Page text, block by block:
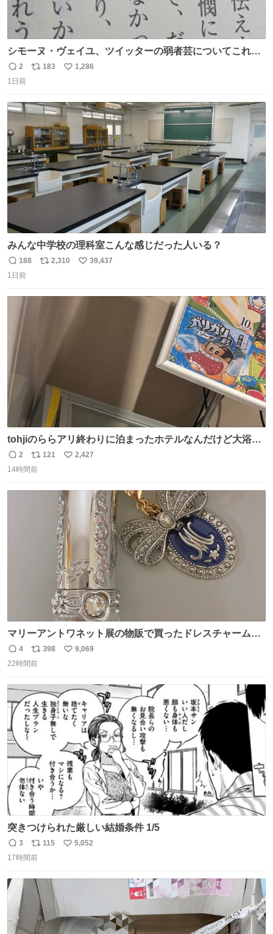
シモーヌ・ヴェイユ、ツイッターの弱者芸についてこれ以
上なく鋭く分析していて本当に凄い。俺辞めちゃうかもイ
ンターネット。これ読み終わったら
返
信
2
リ
ト
数
183
い
数
1,286
1日前
みんな中学校の理科室こんな感じだった人いる？
返
信
188
リ
2,310
い
数
39,437
1日前
tohjiのららアリ終わりに泊まったホテルなんだけど大浴場
にアイス置いてあって バニラがこれだった 粋な計らいあり
がとう
返
信
2
リ
ポ
121
い
数
2,427
14時間前
マリーアントワネット展の物販で買ったドレスチャームを
流行りのめじるしアクセサリーにして、リップにつけた
り、同じく物販で購入したシュシュにつけたりしています
返
信
4
リ
ポ
ト
数
398
い
数
9,069
22時間前
突きつけられた厳しい結婚条件 1/5
返
信
3
リ
ポ
ト
115
い
5,052
17時間前